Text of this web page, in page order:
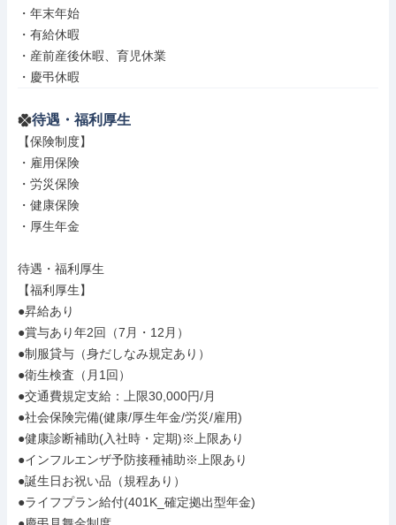
・年末年始
・有給休暇
・産前産後休暇、育児休業
・慶弔休暇
待遇・福利厚生
【保険制度】
・雇用保険
・労災保険
・健康保険
・厚生年金
待遇・福利厚生
【福利厚生】
●昇給あり
●賞与あり年2回（7月・12月）
●制服貸与（身だしなみ規定あり）
●衛生検査（月1回）
●交通費規定支給：上限30,000円/月
●社会保険完備(健康/厚生年金/労災/雇用)
●健康診断補助(入社時・定期)※上限あり
●インフルエンザ予防接種補助※上限あり
●誕生日お祝い品（規程あり）
●ライフプラン給付(401K_確定拠出型年金)